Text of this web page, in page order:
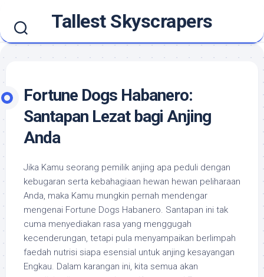
content
Tallest Skyscrapers
Fortune Dogs Habanero:
Santapan Lezat bagi Anjing
Anda
Jika Kamu seorang pemilik anjing apa peduli dengan
kebugaran serta kebahagiaan hewan hewan peliharaan
Anda, maka Kamu mungkin pernah mendengar
mengenai Fortune Dogs Habanero. Santapan ini tak
cuma menyediakan rasa yang menggugah
kecenderungan, tetapi pula menyampaikan berlimpah
faedah nutrisi siapa esensial untuk anjing kesayangan
Engkau. Dalam karangan ini, kita semua akan